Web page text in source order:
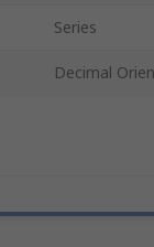
Series
Decimal